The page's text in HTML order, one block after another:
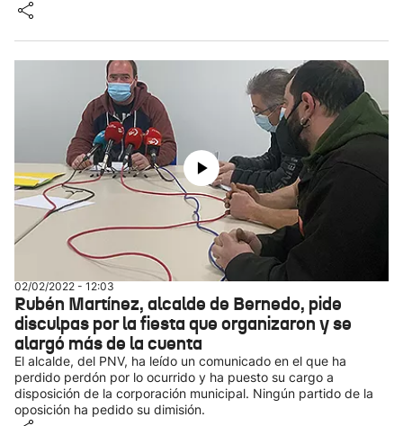
02/02/2022 - 12:03
Rubén Martínez, alcalde de Bernedo, pide
disculpas por la fiesta que organizaron y se
alargó más de la cuenta
El alcalde, del PNV, ha leído un comunicado en el que ha
perdido perdón por lo ocurrido y ha puesto su cargo a
disposición de la corporación municipal. Ningún partido de la
oposición ha pedido su dimisión.